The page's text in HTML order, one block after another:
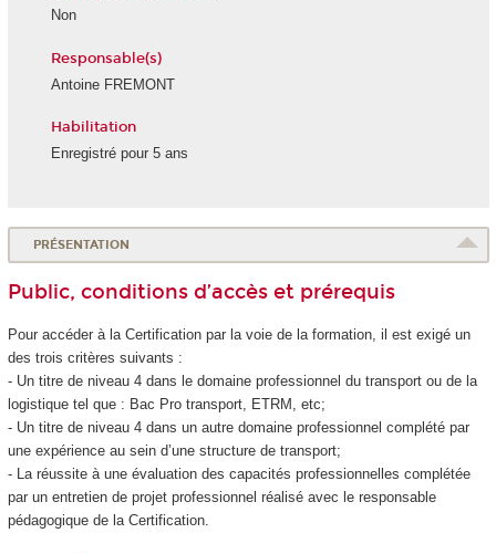
Non
Responsable(s)
Antoine FREMONT
Habilitation
Enregistré pour 5 ans
PRÉSENTATION
Public, conditions d’accès et prérequis
Pour accéder à la Certification par la voie de la formation, il est exigé un
des trois critères suivants :
- Un titre de niveau 4dans le domaine professionnel du transport ou de la
logistique tel que : Bac Pro transport, ETRM, etc;
- Un titre de niveau 4dans un autre domaine professionnel complété par
une expérience au sein d’une structure de transport;
- La réussite à une évaluation des capacités professionnelles complétée
par un entretien de projet professionnel réalisé avec le responsable
pédagogique de la Certification.